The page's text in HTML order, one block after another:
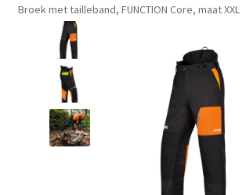
Verkoop en Reparatie
Occasions
STIHL
Accessoires
Contact
Broek met tailleband, FUNCTION Core, maat XXL